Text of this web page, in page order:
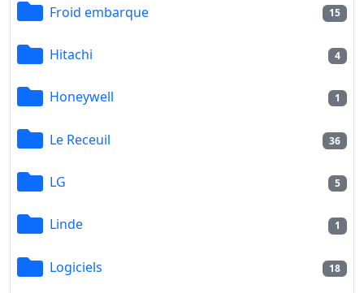
Froid embarque 15
Hitachi 4
Honeywell 1
Le Receuil 36
LG 5
Linde 1
Logiciels 18